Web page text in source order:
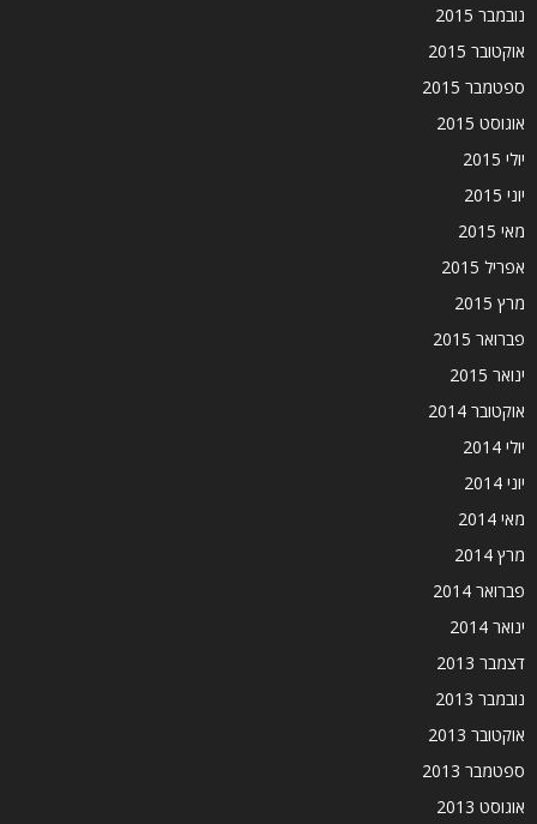
נובמבר 2015
אוקטובר 2015
ספטמבר 2015
אוגוסט 2015
יולי 2015
יוני 2015
מאי 2015
אפריל 2015
מרץ 2015
פברואר 2015
ינואר 2015
אוקטובר 2014
יולי 2014
יוני 2014
מאי 2014
מרץ 2014
פברואר 2014
ינואר 2014
דצמבר 2013
נובמבר 2013
אוקטובר 2013
ספטמבר 2013
אוגוסט 2013